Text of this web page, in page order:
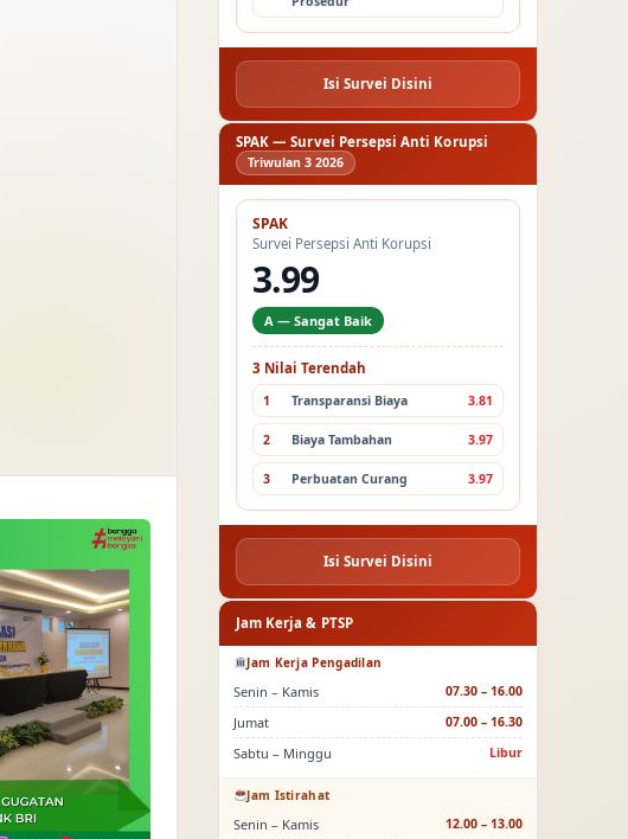
Isi Survei Disini
SPAK — Survei Persepsi Anti Korupsi
Triwulan 3 2026
SPAK
Survei Persepsi Anti Korupsi
3.99
A — Sangat Baik
3 Nilai Terendah
1 Transparansi Biaya 3.81
2 Biaya Tambahan 3.97
3 Perbuatan Curang 3.97
Isi Survei Disini
Jam Kerja & PTSP
Jam Kerja Pengadilan
Senin – Kamis 07.30 – 16.00
Jumat 07.00 – 16.30
Sabtu – Minggu Libur
Jam Istirahat
Senin – Kamis 12.00 – 13.00